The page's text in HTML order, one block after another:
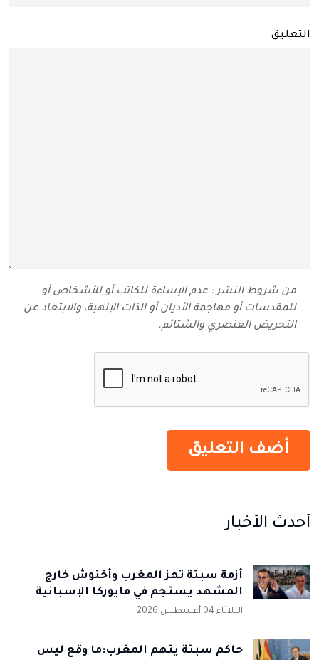
التعليق
من شروط النشر : عدم الإساءة للكاتب أو للأشخاص أو
للمقدسات أو مهاجمة الأديان أو الذات الإلهية، والابتعاد عن
التحريض العنصري والشتائم‬.
أحدث الأخبار
أزمة سبتة تهز المغرب وأخنوش خارج
المشهد يستجم في مايوركا الإسبانية
الثلاثاء 04 أغسطس 2026
حاكم سبتة يتهم المغرب:ما وقع ليس